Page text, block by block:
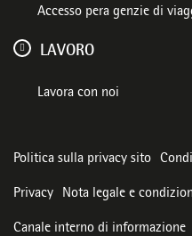
Accesso pera genzie di
LAVORO
Lavora con noi
Politica sulla privacy sito
Privacy Nota legale e
Canale interno di informazione